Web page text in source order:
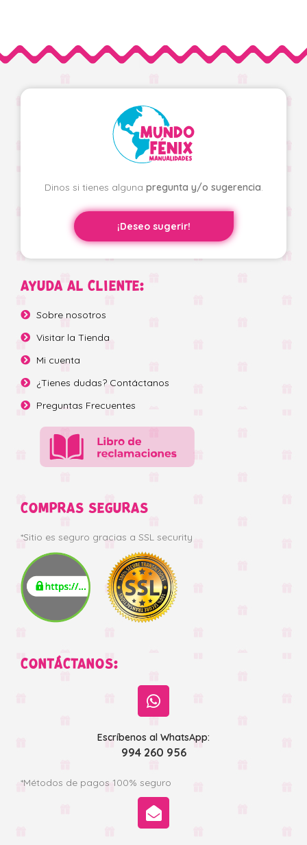
Dinos si tienes alguna pregunta y/o sugerencia.
¡Deseo sugerir!
AYUDA AL CLIENTE:
Sobre nosotros
Visitar la Tienda
Mi cuenta
¿Tienes dudas? Contáctanos
Preguntas Frecuentes
COMPRAS SEGURAS
*Sitio es seguro gracias a SSL security
CONTÁCTANOS:
Escríbenos al WhatsApp:
994 260 956
*Métodos de pagos 100% seguro